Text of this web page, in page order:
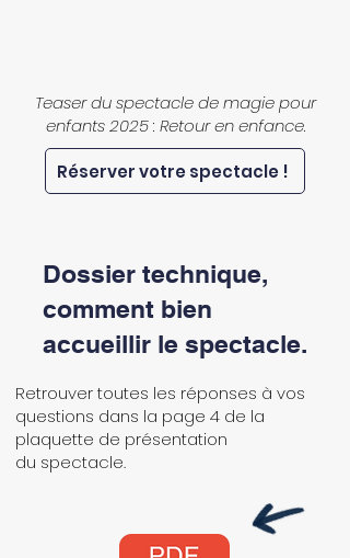
Teaser du spectacle de magie pour
enfants 2025 : Retour en enfance.
Réserver votre spectacle !
Dossier technique,
comment bien
accueillir le spectacle.
Retrouver toutes les réponses à vos
questions dans la page 4 de la
plaquette de présentation
du spectacle.